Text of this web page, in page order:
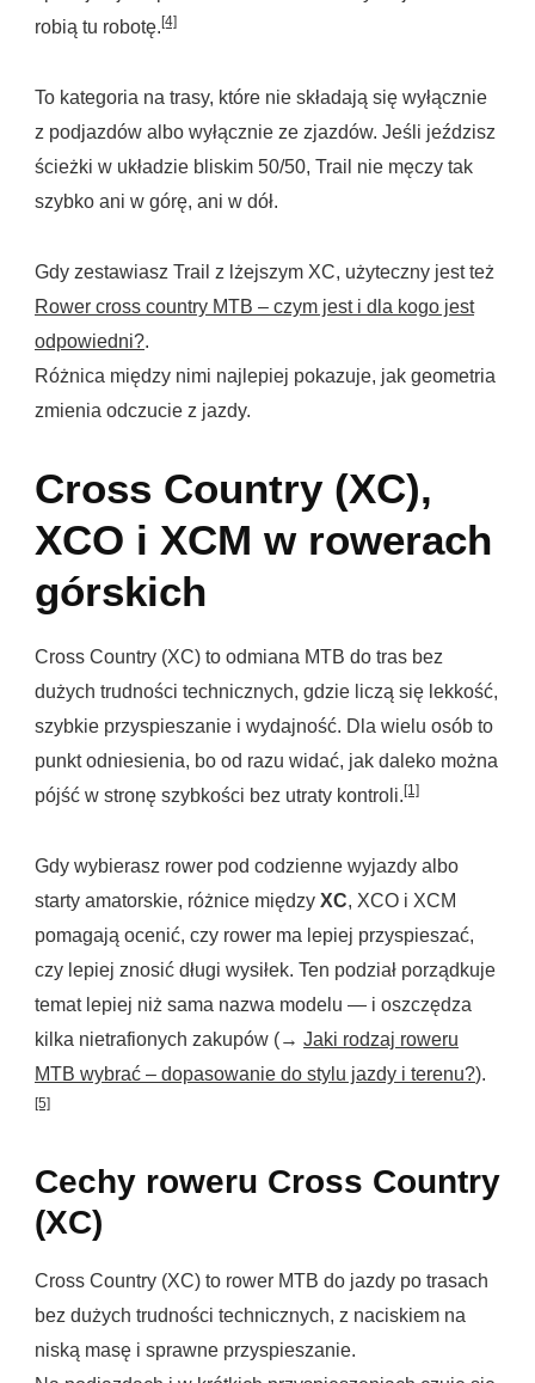
robią tu robotę. [4]
To kategoria na trasy, które nie składają się wyłącznie
z podjazdów albo wyłącznie ze zjazdów. Jeśli jeździsz
ścieżki w układzie bliskim 50/50, Trail nie męczy tak
szybko ani w górę, ani w dół.
Gdy zestawiasz Trail z lżejszym XC, użyteczny jest też
Rower cross country MTB – czym jest i dla kogo jest
odpowiedni?.
Różnica między nimi najlepiej pokazuje, jak geometria
zmienia odczucie z jazdy.
Cross Country (XC),
XCO i XCM w rowerach
górskich
Cross Country (XC) to odmiana MTB do tras bez
dużych trudności technicznych, gdzie liczą się lekkość,
szybkie przyspieszanie i wydajność. Dla wielu osób to
punkt odniesienia, bo od razu widać, jak daleko można
pójść w stronę szybkości bez utraty kontroli.[1]
Gdy wybierasz rower pod codzienne wyjazdy albo
starty amatorskie, różnice między XC, XCO i XCM
pomagają ocenić, czy rower ma lepiej przyspieszać,
czy lepiej znosić długi wysiłek. Ten podział porządkuje
temat lepiej niż sama nazwa modelu — i oszczędza
kilka nietrafionych zakupów (→ Jaki rodzaj roweru
MTB wybrać – dopasowanie do stylu jazdy i terenu?).
[5]
Cechy roweru Cross Country
(XC)
Cross Country (XC) to rower MTB do jazdy po trasach
bez dużych trudności technicznych, z naciskiem na
niską masę i sprawne przyspieszanie.